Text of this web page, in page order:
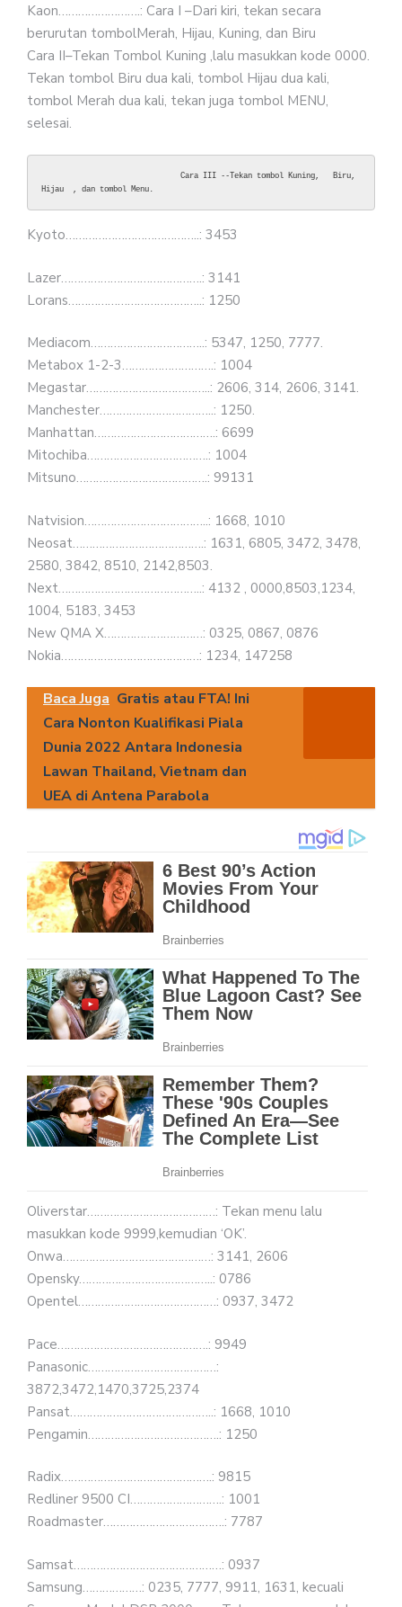
Kaon…………………….: Cara I –Dari kiri, tekan secara
berurutan tombolMerah, Hijau, Kuning, dan Biru
Cara II–Tekan Tombol Kuning ,lalu masukkan kode 0000.
Tekan tombol Biru dua kali, tombol Hijau dua kali,
tombol Merah dua kali, tekan juga tombol MENU,
selesai.
Hijau  , dan tombol Menu.
Kyoto…………………………………..: 3453
Lazer…………………………………….: 3141
Lorans…………………………………..: 1250
Mediacom……………………………..: 5347, 1250, 7777.
Metabox 1-2-3……………………….: 1004
Megastar………………………………..: 2606, 314, 2606, 3141.
Manchester……………………………..: 1250.
Manhattan……………………………….: 6699
Mitochiba……………………………….: 1004
Mitsuno………………………………….: 99131
Natvision………………………………..: 1668, 1010
Neosat………………………………….: 1631, 6805, 3472, 3478,
2580, 3842, 8510, 2142,8503.
Next……………………………………..: 4132 , 0000,8503,1234,
1004, 5183, 3453
New QMA X…………………………: 0325, 0867, 0876
Nokia……………………………………: 1234, 147258
Baca Juga Gratis atau FTA! Ini
Cara Nonton Kualifikasi Piala
Dunia 2022 Antara Indonesia
Lawan Thailand, Vietnam dan
UEA di Antena Parabola
Oliverstar…………………………………: Tekan menu lalu
masukkan kode 9999,kemudian ‘OK’.
Onwa………………………………………: 3141, 2606
Opensky…………………………………..: 0786
Opentel……………………………………: 0937, 3472
Pace……………………………………….: 9949
Panasonic…………………………………:
3872,3472,1470,3725,2374
Pansat……………………………………..: 1668, 1010
Pengamin………………………………….: 1250
Radix……………………………………….: 9815
Redliner 9500 CI……………………….: 1001
Roadmaster……………………………….: 7787
Samsat………………………………………: 0937
Samsung………………: 0235, 7777, 9911, 1631, kecuali